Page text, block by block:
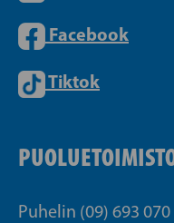
Facebook
Tiktok
Puhelin (09) 693 070